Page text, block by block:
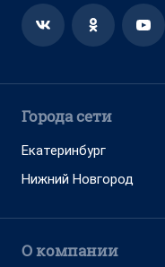
Города сети
Екатеринбург
Нижний Новгород
О компании